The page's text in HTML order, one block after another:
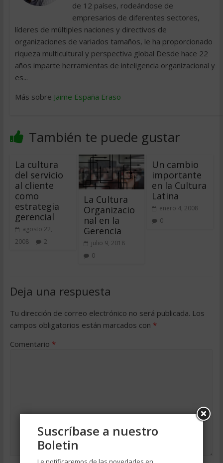
de 12 países, rodeándose de
empresarios de diferentes sectores,
líderes de múltiples naciones y directivos de
organizaciones de variados tamaños, le ha proporcionado
riqueza multicultural y perspectiva global Desde hace 22
años imparte herramientas de inteligencia organizacional y
es...
Más sobre Jaime España Eraso
También te puede gustar
La cultura
del servicio
al cliente
como
estrategia
gerencial
agosto 22,
2008
2
La Cultura
Organizacio
nal en la
Gerencia
julio 9, 2018
0
Un cambio
importante
en la Cultura
Latina
enero 4, 2008
0
Deja una respuesta
Tu dirección de correo electrónico no será publicada. Los
campos obligatorios están marcados con *
Comentario *
Suscríbase a nuestro
Boletin